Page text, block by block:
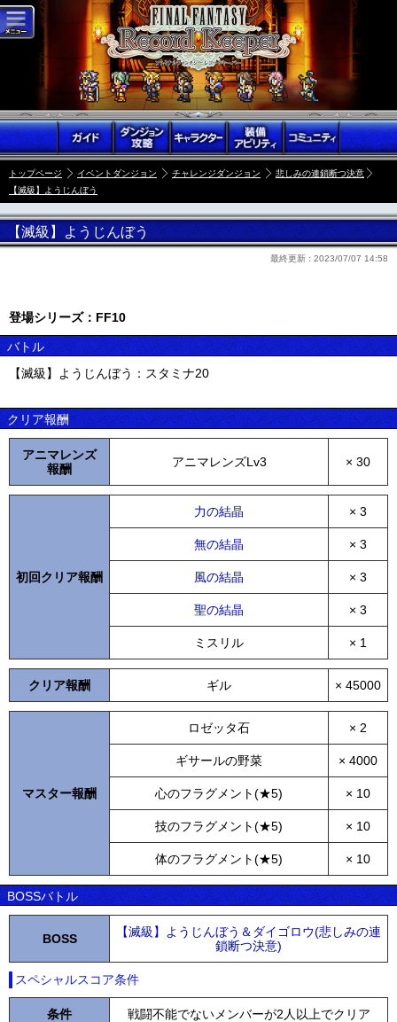
トップページ イベントダンジョン チャレンジダンジョン
悲しみの連鎖断つ決意
【滅級】ようじんぼう
【滅級】ようじんぼう
最終更新 : 2023/07/07 14:58
登場シリーズ：FF10
バトル
【滅級】ようじんぼう：スタミナ20
クリア報酬
アニマレンズ
報酬
アニマレンズLv3 × 30
初回クリア報酬
力の結晶 × 3
無の結晶 × 3
風の結晶 × 3
聖の結晶 × 3
ミスリル × 1
クリア報酬 ギル × 45000
マスター報酬
ロゼッタ石 × 2
ギサールの野菜 × 4000
心のフラグメント(★5) × 10
技のフラグメント(★5) × 10
体のフラグメント(★5) × 10
BOSSバトル
BOSS
【滅級】ようじんぼう＆ダイゴロウ(悲しみの連
鎖断つ決意)
スペシャルスコア条件
条件 戦闘不能でないメンバーが2人以上でクリア